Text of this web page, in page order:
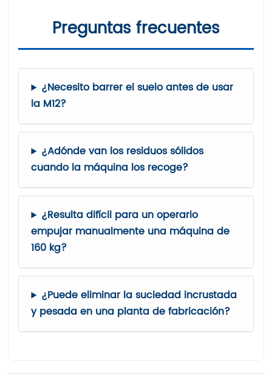
Preguntas frecuentes
¿Necesito barrer el suelo antes de usar
la M12?
¿Adónde van los residuos sólidos
cuando la máquina los recoge?
¿Resulta difícil para un operario
empujar manualmente una máquina de
160 kg?
¿Puede eliminar la suciedad incrustada
y pesada en una planta de fabricación?